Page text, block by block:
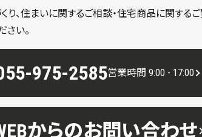
り、住まいに関するご相談・住宅商品に関する
さい。
975-2585営業時間 9:00 - 17:00
からのお問い合わせ